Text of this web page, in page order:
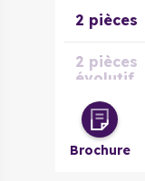
2 pièces
2 pièces
évolutif
3 pièces
Brochure